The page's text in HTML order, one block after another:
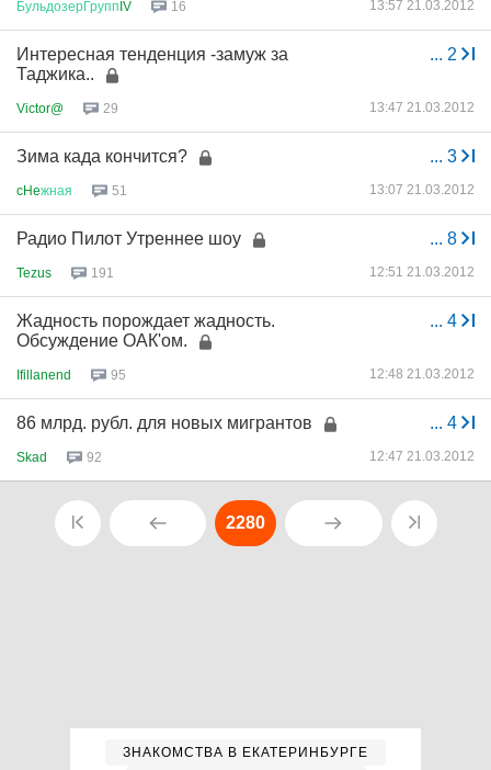
БульдозерГруппIV 16 13:57 21.03.2012
... 2
Интересная тенденция -замуж за
Таджика..
Victor@ 29 13:47 21.03.2012
... 3
Зима када кончится?
cHeжная 51 13:07 21.03.2012
... 8
Радио Пилот Утреннее шоу
Tezus 191 12:51 21.03.2012
... 4
Жадность порождает жадность.
Обсуждение ОАК'ом.
Ifillanend 95 12:48 21.03.2012
... 4
86 млрд. рубл. для новых мигрантов
Skad 92 12:47 21.03.2012
2280
ЗНАКОМСТВА В ЕКАТЕРИНБУРГЕ